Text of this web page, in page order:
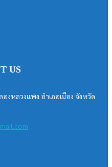
US
งหลวงแพ่ง อำเภอเมือง จังหวัด